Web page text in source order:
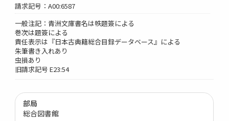
請求記号：A00:6587
一般注記：青洲文庫書名は帙題簽による
巻次は題簽による
責任表示は『日本古典籍総合目録データベース』による
朱筆書き入れあり
虫損あり
旧請求記号 E23:54
部局
総合図書館